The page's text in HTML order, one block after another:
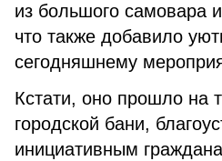
из большого самовара
что также добавило
сегодняшнему
Кстати, оно прошло на
городской бани,
инициативным